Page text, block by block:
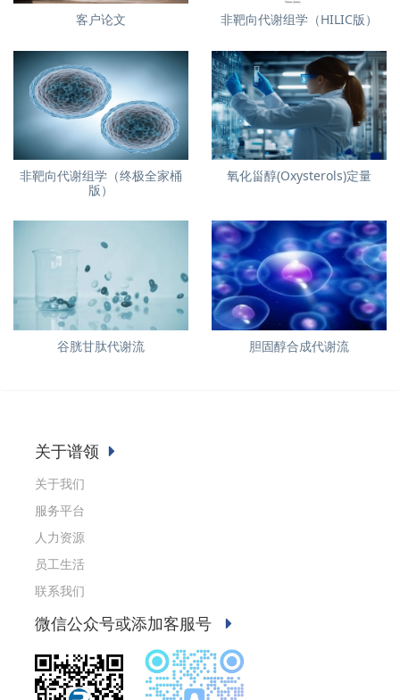
客户论文 非靶向代谢组学（HILIC版）
非靶向代谢组学（终极全家桶
版）
氧化甾醇(Oxysterols)定量
谷胱甘肽代谢流 胆固醇合成代谢流
关于谱领
关于我们
服务平台
人力资源
员工生活
联系我们
微信公众号或添加客服号